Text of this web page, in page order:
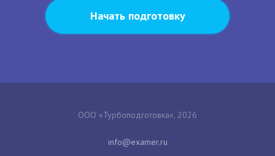
Начать подготовку
ООО «Турбоподготовка», 2026